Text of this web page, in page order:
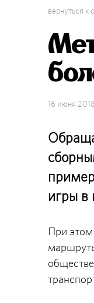
вернуться к
16 июня 2018
игры
При этом